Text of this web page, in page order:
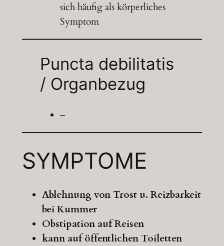
sich häufig als körperliches
Symptom
Puncta debilitatis
/ Organbezug
–
SYMPTOME
Ablehnung von Trost u. Reizbarkeit
bei Kummer
Obstipation auf Reisen
kann auf öffentlichen Toiletten